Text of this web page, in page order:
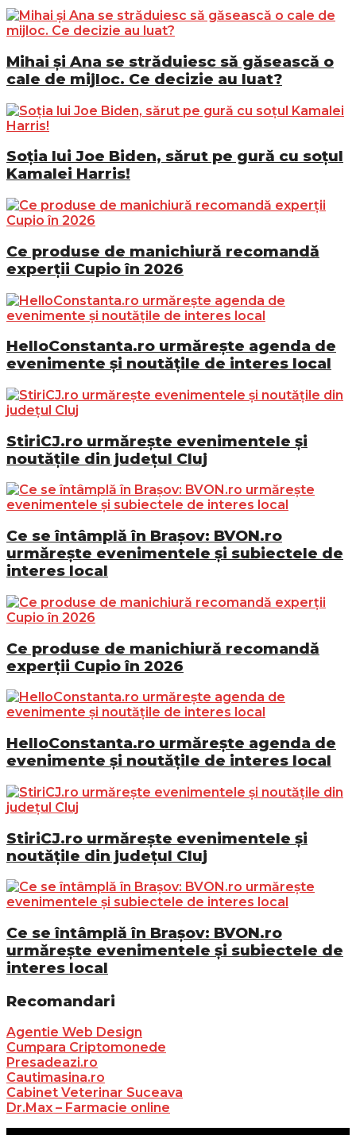
Mihai și Ana se străduiesc să găsească o
cale de mijloc. Ce decizie au luat?
Soția lui Joe Biden, sărut pe gură cu soțul
Kamalei Harris!
Ce produse de manichiură recomandă
experții Cupio în 2026
HelloConstanta.ro urmărește agenda de
evenimente și noutățile de interes local
StiriCJ.ro urmărește evenimentele și
noutățile din județul Cluj
Ce se întâmplă în Brașov: BVON.ro
urmărește evenimentele și subiectele de
interes local
Ce produse de manichiură recomandă
experții Cupio în 2026
HelloConstanta.ro urmărește agenda de
evenimente și noutățile de interes local
StiriCJ.ro urmărește evenimentele și
noutățile din județul Cluj
Ce se întâmplă în Brașov: BVON.ro
urmărește evenimentele și subiectele de
interes local
Recomandari
Agentie Web Design
Cumpara Criptomonede
Presadeazi.ro
Cautimasina.ro
Cabinet Veterinar Suceava
Dr.Max – Farmacie online